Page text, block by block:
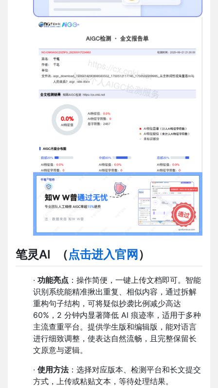
笔灵AI （点击进入官网 ）
· 功能亮点 ：操作简便，一键上传文档即可。智能
识别系统能精准揪出重复、相似内容，通过拆解
重构句子结构，可将疑似抄袭比例减少高达
60%，2 分钟内显著降低 AI 痕迹率，适用于多种
主流查重平台。提供学生版和编辑版，能对语言
进行细致调整，使表达自然流畅，且完整保留长
文原意与逻辑。
· 使用方法：选择对应版本、检测平台和长文提交
方式，上传或粘贴文本，等待处理结果。